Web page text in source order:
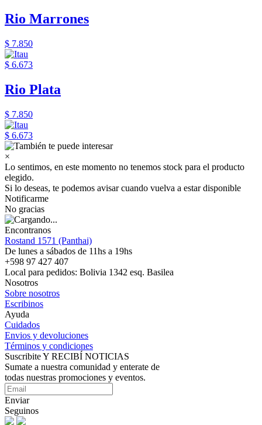
Rio Marrones
$ 7.850
$ 6.673
Rio Plata
$ 7.850
$ 6.673
×
Lo sentimos, en este momento no tenemos stock para el producto
elegido.
Si lo deseas, te podemos avisar cuando vuelva a estar disponible
Notificarme
No gracias
Encontranos
Rostand 1571 (Panthai)
De lunes a sábados de 11hs a 19hs
+598 97 427 407
Local para pedidos: Bolivia 1342 esq. Basilea
Nosotros
Sobre nosotros
Escribinos
Ayuda
Cuidados
Envios y devoluciones
Términos y condiciones
Suscribite Y RECIBÍ NOTICIAS
Sumate a nuestra comunidad y enterate de
todas nuestras promociones y eventos.
Enviar
Seguinos